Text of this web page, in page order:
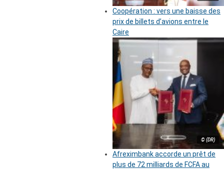
Coopération : vers une baisse des
prix de billets d’avions entre le
Caire
© (DR)
Afreximbank accorde un prêt de
plus de 72 milliards de FCFA au